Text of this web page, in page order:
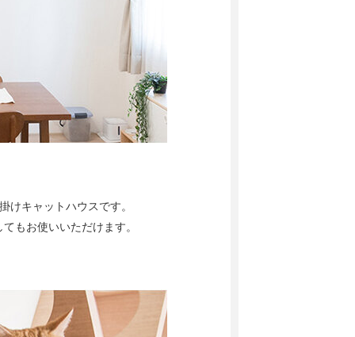
けキャットハウスです。
もお使いいただけます。